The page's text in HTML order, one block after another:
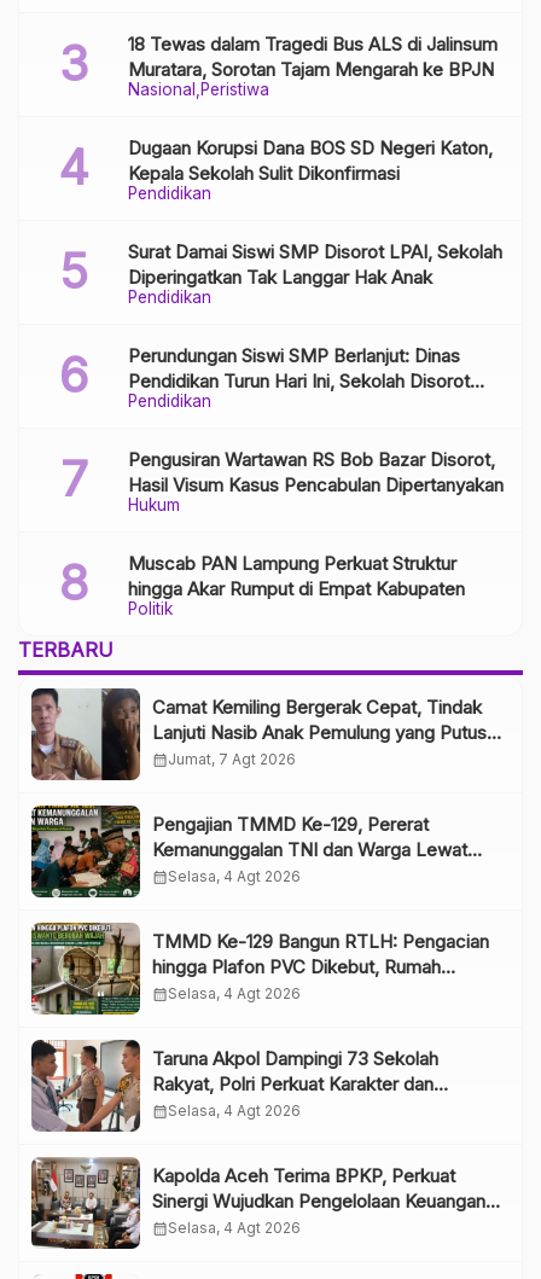
Nasional Peristiwa
18 Tewas dalam Tragedi Bus ALS di Jalinsum
Muratara, Sorotan Tajam Mengarah ke BPJN
Pendidikan
Dugaan Korupsi Dana BOS SD Negeri Katon,
Kepala Sekolah Sulit Dikonfirmasi
Pendidikan
Surat Damai Siswi SMP Disorot LPAI, Sekolah
Diperingatkan Tak Langgar Hak Anak
Pendidikan
Perundungan Siswi SMP Berlanjut: Dinas
Pendidikan Turun Hari Ini, Sekolah Disorot
Minim Respons
Hukum
Pengusiran Wartawan RS Bob Bazar Disorot,
Hasil Visum Kasus Pencabulan Dipertanyakan
Politik
Muscab PAN Lampung Perkuat Struktur
hingga Akar Rumput di Empat Kabupaten
TERBARU
Camat Kemiling Bergerak Cepat, Tindak
Lanjuti Nasib Anak Pemulung yang Putus
Sekolah
calendar_monthJumat, 7 Agt 2026
Pengajian TMMD Ke-129, Pererat
Kemanunggalan TNI dan Warga Lewat
Pembinaan Spiritual
calendar_monthSelasa, 4 Agt 2026
TMMD Ke-129 Bangun RTLH: Pengacian
hingga Plafon PVC Dikebut, Rumah
Siswanto Berubah Wajah
calendar_monthSelasa, 4 Agt 2026
Taruna Akpol Dampingi 73 Sekolah
Rakyat, Polri Perkuat Karakter dan
Kepemimpinan Generasi Muda
calendar_monthSelasa, 4 Agt 2026
Kapolda Aceh Terima BPKP, Perkuat
Sinergi Wujudkan Pengelolaan Keuangan
yang Transparan dan Akuntabel
calendar_monthSelasa, 4 Agt 2026